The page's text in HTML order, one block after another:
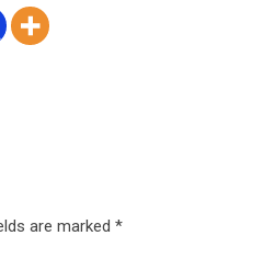
are marked *